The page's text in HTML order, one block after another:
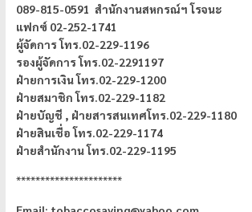
089-815-0591 สำนักงานสหกรณ์ฯ โรจนะ
แฟกซ์ 02-252-1741
ผู้จัดการโทร.02-229-1196
รองผู้จัดการ โทร.02-2291197
ฝ่ายการเงิน โทร.02-229-1200
ฝ่ายสมาชิก โทร.02-229-1182
ฝ่ายบัญชี , ฝ่ายสารสนเทศโทร.02-229-1180
ฝ่ายสินเชื่อ โทร.02-229-1174
ฝ่ายสำนักงาน โทร.02-229-1195
**********************